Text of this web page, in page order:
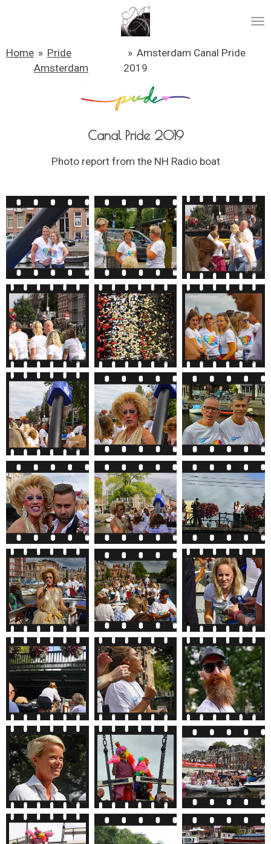
de
hoofdinhoud
Home » Pride
Amsterdam
» Amsterdam Canal Pride
2019
Canal Pride 2019
Photo report from the NH Radio boat